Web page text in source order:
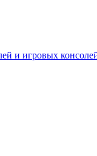
и игровых